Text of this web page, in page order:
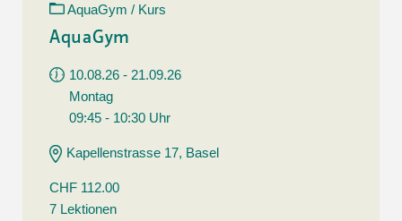
AquaGym / Kurs
AquaGym
10.08.26 - 21.09.26
Montag
09:45 - 10:30 Uhr
Kapellenstrasse 17, Basel
CHF 112.00
7 Lektionen